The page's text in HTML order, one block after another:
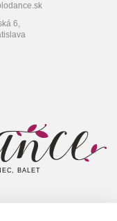
6,
BALET